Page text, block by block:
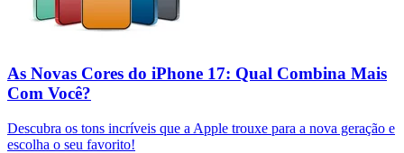
As Novas Cores do iPhone 17: Qual Combina Mais
Com Você?
Descubra os tons incríveis que a Apple trouxe para a nova geração e
escolha o seu favorito!